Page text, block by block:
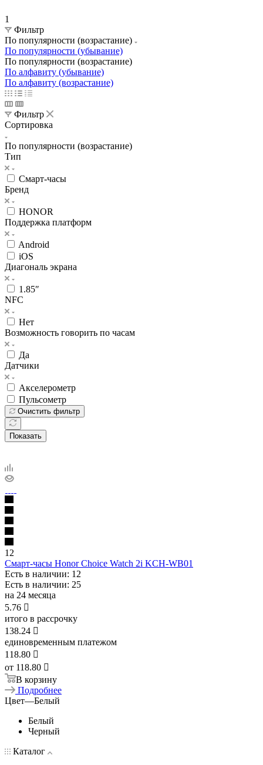
1
Фильтр
По популярности (возрастание)
По популярности (убывание)
По популярности (возрастание)
По алфавиту (убывание)
По алфавиту (возрастание)
Фильтр
Сортировка
По популярности (возрастание)
Тип
Смарт-часы
Бренд
HONOR
Поддержка платформ
Android
iOS
Диагональ экрана
1.85″
NFC
Нет
Возможность говорить по часам
Да
Датчики
Акселерометр
Пульсометр
Очистить фильтр
Показать
12
Смарт-часы Honor Choice Watch 2i KCH-WB01
Есть в наличии: 12
Есть в наличии: 25
на 24 месяца
5.76 
итого в рассрочку
138.24 
единовременным платежом
118.80 
от 118.80 
В корзину
Подробнее
Цвет—Белый
Белый
Черный
Каталог